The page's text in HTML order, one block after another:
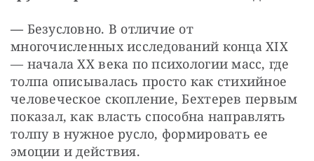
— Безусловно. В отличие от
многочисленных исследований конца XIX
— начала XX века по психологии масс, где
толпа описывалась просто как стихийное
человеческое скопление, Бехтерев первым
показал, как власть способна направлять
толпу в нужное русло, формировать ее
эмоции и действия.